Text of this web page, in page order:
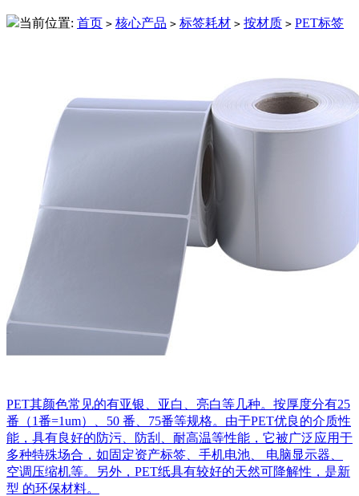
当前位置: 首页 > 核心产品 > 标签耗材 > 按材质 > PET标签
PET其颜色常见的有亚银、亚白、亮白等几种。按厚度分有25
番（1番=1um）、50 番、75番等规格。由于PET优良的介质性
能，具有良好的防污、防刮、耐高温等性能，它被广泛应用于
多种特殊场合，如固定资产标签、手机电池、 电脑显示器、
空调压缩机等。另外，PET纸具有较好的天然可降解性，是新
型 的环保材料。